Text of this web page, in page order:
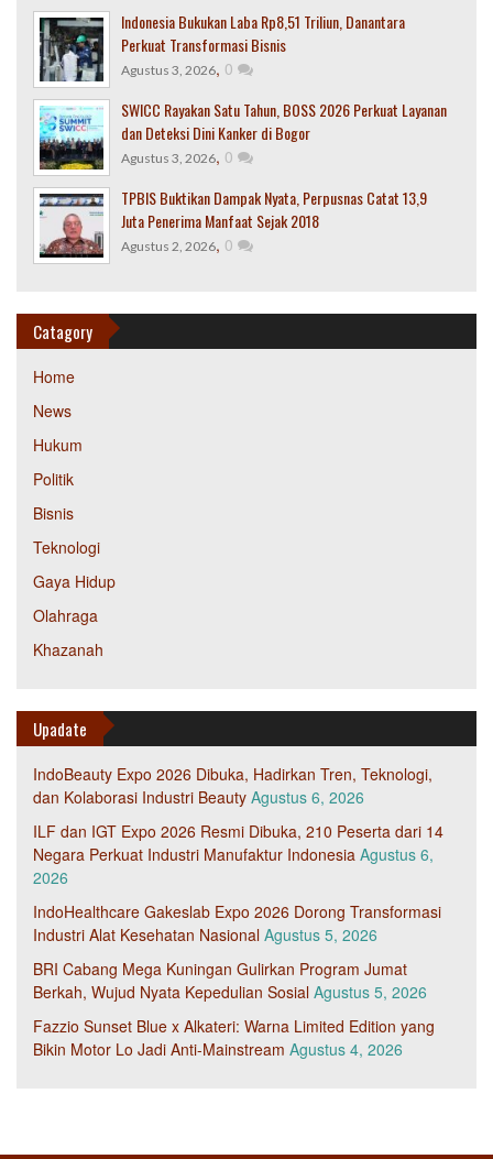
Indonesia Bukukan Laba Rp8,51 Triliun, Danantara
Perkuat Transformasi Bisnis
Agustus 3, 2026, 0
SWICC Rayakan Satu Tahun, BOSS 2026 Perkuat Layanan
dan Deteksi Dini Kanker di Bogor
Agustus 3, 2026, 0
TPBIS Buktikan Dampak Nyata, Perpusnas Catat 13,9
Juta Penerima Manfaat Sejak 2018
Agustus 2, 2026, 0
Catagory
Home
News
Hukum
Politik
Bisnis
Teknologi
Gaya Hidup
Olahraga
Khazanah
Upadate
IndoBeauty Expo 2026 Dibuka, Hadirkan Tren, Teknologi,
dan Kolaborasi Industri Beauty Agustus 6, 2026
ILF dan IGT Expo 2026 Resmi Dibuka, 210 Peserta dari 14
Negara Perkuat Industri Manufaktur Indonesia Agustus 6,
2026
IndoHealthcare Gakeslab Expo 2026 Dorong Transformasi
Industri Alat Kesehatan Nasional Agustus 5, 2026
BRI Cabang Mega Kuningan Gulirkan Program Jumat
Berkah, Wujud Nyata Kepedulian Sosial Agustus 5, 2026
Fazzio Sunset Blue x Alkateri: Warna Limited Edition yang
Bikin Motor Lo Jadi Anti-Mainstream Agustus 4, 2026